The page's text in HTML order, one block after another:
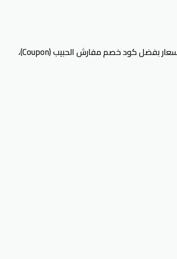
استطاع متجر مفارش الحبيب أن يصل إلى مكانة مرموقة بين منافسيه من متاجر المفروشات الرائدة، حيث يوفر منتجات متنوعة يُمكن شراؤها بأقل الأسعار بفضل كود خصم مفارش الحبيب (Coupon)،